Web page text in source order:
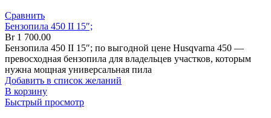
Сравнить
Бензопила 450 II 15″;
Br1 700.00
Бензопила 450 II 15″; по выгодной цене Husqvarna 450 —
превосходная бензопила для владельцев участков, которым
нужна мощная универсальная пила
Добавить в список желаний
В корзину
Быстрый просмотр